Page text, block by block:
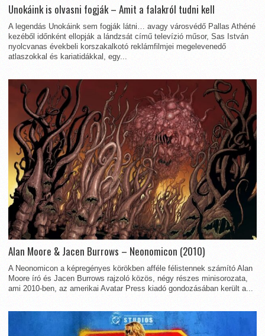
Unokáink is olvasni fogják – Amit a falakról tudni kell
A legendás Unokáink sem fogják látni… avagy városvédő Pallas Athéné
kezéből időnként ellopják a lándzsát című televízió műsor, Sas István
nyolcvanas évekbeli korszakalkotó reklámfilmjei megelevenedő
atlaszokkal és kariatidákkal, egy...
Alan Moore & Jacen Burrows – Neonomicon (2010)
A Neonomicon a képregényes körökben afféle félistennek számító Alan
Moore író és Jacen Burrows rajzoló közös, négy részes minisorozata,
ami 2010-ben, az amerikai Avatar Press kiadó gondozásában került a...